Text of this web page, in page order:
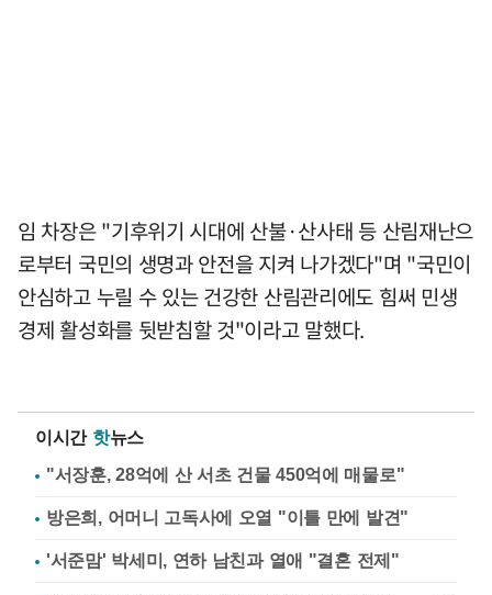
임 차장은 "기후위기 시대에 산불·산사태 등 산림재난으
로부터 국민의 생명과 안전을 지켜 나가겠다"며 "국민이
안심하고 누릴 수 있는 건강한 산림관리에도 힘써 민생
경제 활성화를 뒷받침할 것"이라고 말했다.
이시간 핫뉴스
"서장훈, 28억에 산 서초 건물 450억에 매물로"
방은희, 어머니 고독사에 오열 "이틀 만에 발견"
'서준맘' 박세미, 연하 남친과 열애 "결혼 전제"